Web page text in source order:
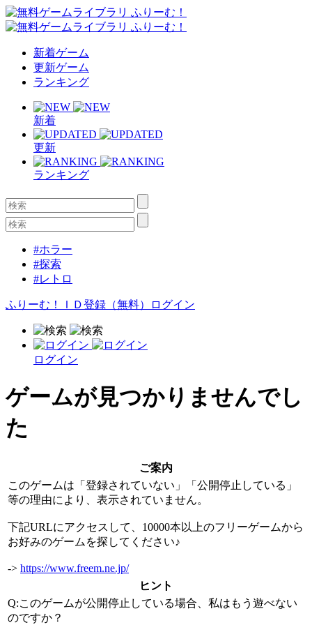
新着ゲーム
更新ゲーム
ランキング
新着
更新
ランキング
#ホラー
#探索
#レトロ
ふりーむ！ＩＤ登録（無料） ログイン
ログイン
ゲームが見つかりませんでし
た
ご案内
このゲームは「登録されていない」「公開停止している」
等の理由により、表示されていません。
下記URLにアクセスして、10000本以上のフリーゲームから
お好みのゲームを探してください♪
-> https://www.freem.ne.jp/
ヒント
Q:このゲームが公開停止している場合、私はもう遊べない
のですか？